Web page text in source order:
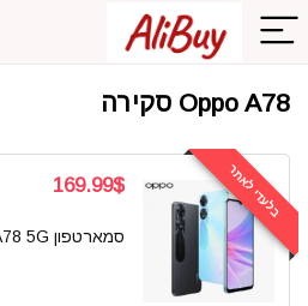
Oppo A78 סקירה
בלעדי לאתר 169.99$
סמארטפון Oppo A78 5G גירסא גלובלית